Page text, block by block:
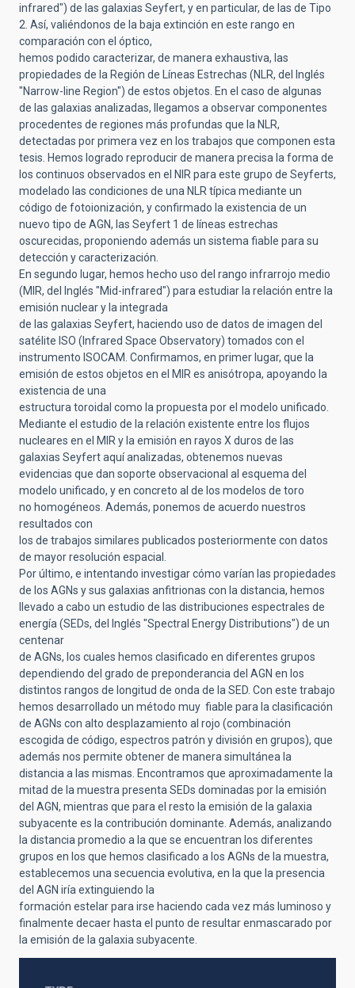
infrared") de las galaxias Seyfert, y en particular, de las de Tipo
2. Así, valiéndonos de la baja extinción en este rango en
comparación con el óptico,
hemos podido caracterizar, de manera exhaustiva, las
propiedades de la Región de Líneas Estrechas (NLR, del Inglés
"Narrow-line Region") de estos objetos. En el caso de algunas
de las galaxias analizadas, llegamos a observar componentes
procedentes de regiones más profundas que la NLR,
detectadas por primera vez en los trabajos que componen esta
tesis. Hemos logrado reproducir de manera precisa la forma de
los continuos observados en el NIR para este grupo de Seyferts,
modelado las condiciones de una NLR típica mediante un
código de fotoionización, y confirmado la existencia de un
nuevo tipo de AGN, las Seyfert 1 de líneas estrechas
oscurecidas, proponiendo además un sistema fiable para su
detección y caracterización.
En segundo lugar, hemos hecho uso del rango infrarrojo medio
(MIR, del Inglés "Mid-infrared") para estudiar la relación entre la
emisión nuclear y la integrada
de las galaxias Seyfert, haciendo uso de datos de imagen del
satélite ISO (Infrared Space Observatory) tomados con el
instrumento ISOCAM. Confirmamos, en primer lugar, que la
emisión de estos objetos en el MIR es anisótropa, apoyando la
existencia de una
estructura toroidal como la propuesta por el modelo unificado.
Mediante el estudio de la relación existente entre los flujos
nucleares en el MIR y la emisión en rayos X duros de las
galaxias Seyfert aquí analizadas, obtenemos nuevas
evidencias que dan soporte observacional al esquema del
modelo unificado, y en concreto al de los modelos de toro
no homogéneos. Además, ponemos de acuerdo nuestros
resultados con
los de trabajos similares publicados posteriormente con datos
de mayor resolución espacial.
Por último, e intentando investigar cómo varían las propiedades
de los AGNs y sus galaxias anfitrionas con la distancia, hemos
llevado a cabo un estudio de las distribuciones espectrales de
energía (SEDs, del Inglés "Spectral Energy Distributions") de un
centenar
de AGNs, los cuales hemos clasificado en diferentes grupos
dependiendo del grado de preponderancia del AGN en los
distintos rangos de longitud de onda de la SED. Con este trabajo
hemos desarrollado un método muy fiable para la clasificación
de AGNs con alto desplazamiento al rojo (combinación
escogida de código, espectros patrón y división en grupos), que
además nos permite obtener de manera simultánea la
distancia a las mismas. Encontramos que aproximadamente la
mitad de la muestra presenta SEDs dominadas por la emisión
del AGN, mientras que para el resto la emisión de la galaxia
subyacente es la contribución dominante. Además, analizando
la distancia promedio a la que se encuentran los diferentes
grupos en los que hemos clasificado a los AGNs de la muestra,
establecemos una secuencia evolutiva, en la que la presencia
del AGN iría extinguiendo la
formación estelar para irse haciendo cada vez más luminoso y
finalmente decaer hasta el punto de resultar enmascarado por
la emisión de la galaxia subyacente.